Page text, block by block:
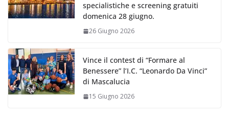
specialistiche e screening gratuiti
domenica 28 giugno.
26 Giugno 2026
Vince il contest di “Formare al
Benessere” l’I.C. “Leonardo Da Vinci”
di Mascalucia
15 Giugno 2026